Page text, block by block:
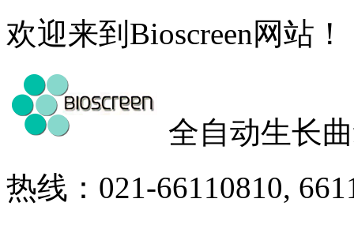
欢迎来到Bioscreen网站！
全自动生长
热线：021-66110810,